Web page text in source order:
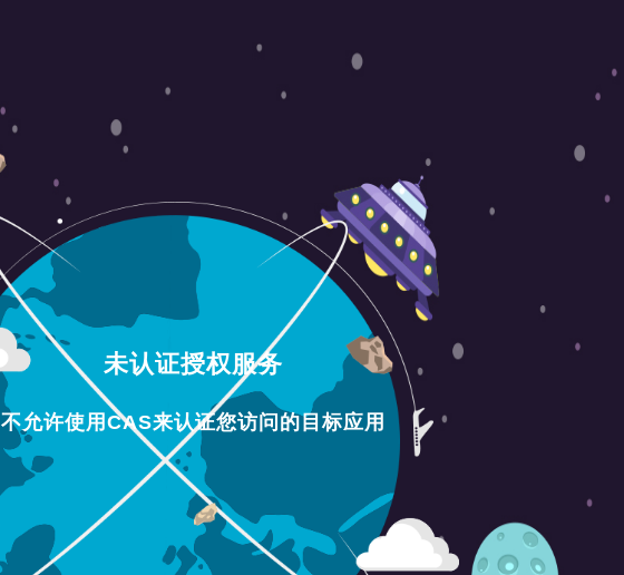
未认证授权服务
不允许使用CAS来认证您访问的目标应用